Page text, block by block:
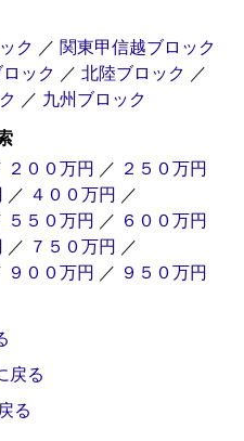
ク ／ 関東甲信越ブロック
ック ／ 北陸ブロック ／
／ 九州ブロック
２００万円 ／ ２５０万円
／ ４００万円 ／
５５０万円 ／ ６００万円
／ ７５０万円 ／
９００万円 ／ ９５０万円
戻る
る